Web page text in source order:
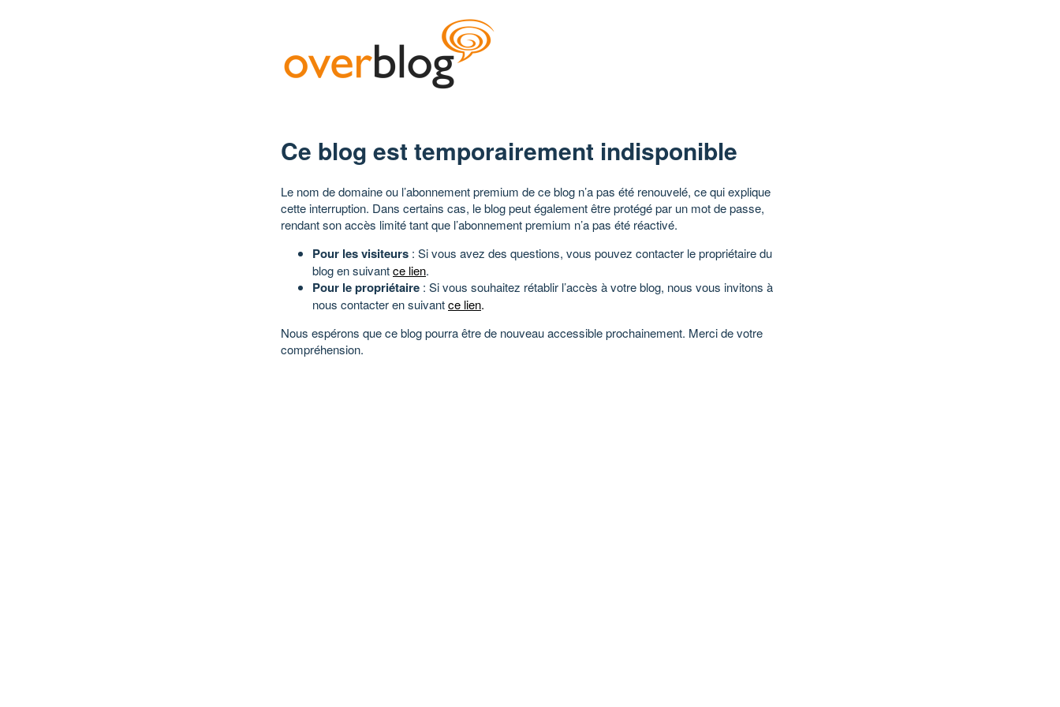
Ce blog est temporairement indisponible
Le nom de domaine ou l’abonnement premium de ce blog n’a pas été renouvelé, ce qui explique
cette interruption. Dans certains cas, le blog peut également être protégé par un mot de passe,
rendant son accès limité tant que l’abonnement premium n’a pas été réactivé.
Pour les visiteurs : Si vous avez des questions, vous pouvez contacter le propriétaire du
blog en suivantce lien.
Pour le propriétaire : Si vous souhaitez rétablir l’accès à votre blog, nous vous invitons à
nous contacter en suivantce lien.
Nous espérons que ce blog pourra être de nouveau accessible prochainement. Merci de votre
compréhension.